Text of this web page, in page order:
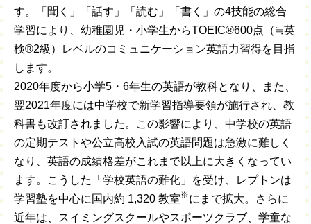
す。「聞く」「話す」「読む」「書く」の4技能の総合
学習により、幼稚園児・小学生からTOEIC®600点（≒英
検®2級）レベルのコミュニケーション英語力習得を目指
します。
2020年度から小学5・6年生の英語が教科となり、また、
翌2021年度には中学校で新学習指導要領が施行され、教
科書も改訂されました。この影響により、中学校の英語
の定期テストや公立高校入試の英語問題は急激に難しく
なり、英語の成績格差がこれまで以上に大きくなってい
ます。こうした「学校英語の難化」を受け、レプトンは
学習塾を中心に国内約 1,320 教室※にまで拡大。さらに
近年は、スイミングスクールやスポーツクラブ、学童な